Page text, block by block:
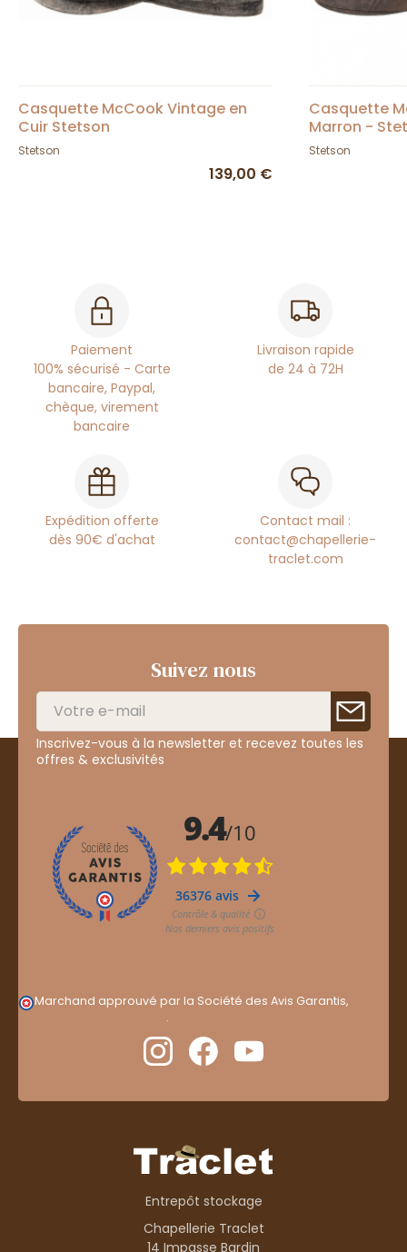
Casquette McCook Vintage en
Cuir Stetson
Stetson
139,00 €
Casquette
Marron -
Stetson
Paiement
100% sécurisé - Carte
bancaire, Paypal,
chèque, virement
bancaire
Livraison rapide
de 24 à 72H
Expédition offerte
dès 90€ d'achat
Contact mail :
contact@chapellerie-
traclet.com
Suivez nous
Inscrivez-vous à la newsletter et recevez toutes les
offres & exclusivités
Marchand approuvé par la Société des Avis Garantis,
.
Entrepôt stockage
Chapellerie Traclet
14 Impasse Bardin